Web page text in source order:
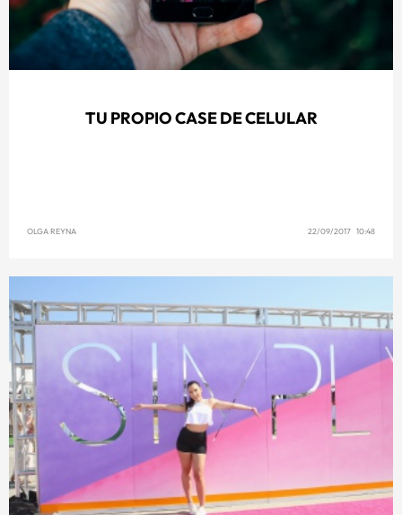
TU PROPIO CASE DE CELULAR
OLGA REYNA 22/09/2017 10:48